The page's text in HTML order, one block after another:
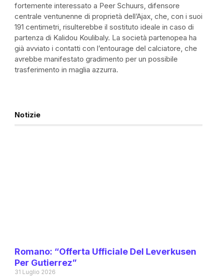
fortemente interessato a Peer Schuurs, difensore
centrale ventunenne di proprietà dell’Ajax, che, con i suoi
191 centimetri, risulterebbe il sostituto ideale in caso di
partenza di Kalidou Koulibaly. La società partenopea ha
già avviato i contatti con l’entourage del calciatore, che
avrebbe manifestato gradimento per un possibile
trasferimento in maglia azzurra.
Notizie
Romano: “Offerta Ufficiale Del Leverkusen
Per Gutierrez”
31 Luglio 2026